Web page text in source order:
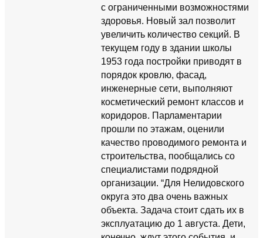
с ограниченными возможностями
здоровья. Новый зал позволит
увеличить количество секций. В
текущем году в здании школы
1953 года постройки приводят в
порядок кровлю, фасад,
инженерные сети, выполняют
косметический ремонт классов и
коридоров. Парламентарии
прошли по этажам, оценили
качество проводимого ремонта и
строительства, пообщались со
специалистами подрядной
организации. “Для Нелидовского
округа это два очень важных
объекта. Задача стоит сдать их в
эксплуатацию до 1 августа. Дети,